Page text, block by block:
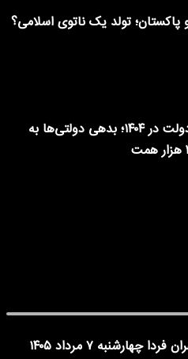
پاکستان؛ تولد یک ناتوی اسلامی؟
رکوردزنی بدهی دولت در ۱۴۰۴؛ بدهی دولتی‌ها به
فوری | ادارات تهران فردا چهارشنبه ۷ مرداد ۱۴۰۵